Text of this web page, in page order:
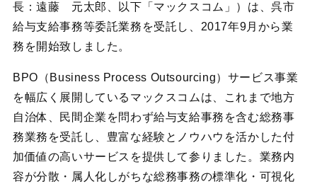
長：遠藤 元太郎、以下「マックスコム」）は、呉市
給与支給事務等委託業務を受託し、2017年9月から業
務を開始致しました。
BPO（Business Process Outsourcing）サービス事業
を幅広く展開しているマックスコムは、これまで地方
自治体、民間企業を問わず給与支給事務を含む総務事
務業務を受託し、豊富な経験とノウハウを活かした付
加価値の高いサービスを提供して参りました。業務内
容が分散・属人化しがちな総務事務の標準化・可視化